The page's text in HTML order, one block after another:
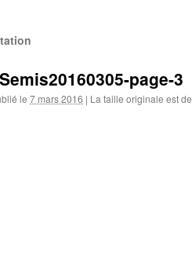
page-3
le 7 mars 2016 | La taille originale est de